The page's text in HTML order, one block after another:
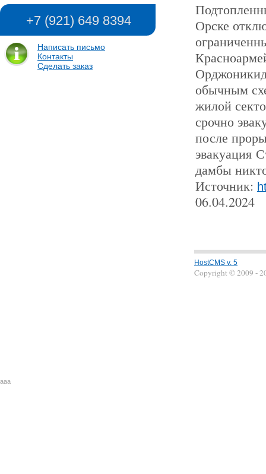
+7 (921) 649 8394
Написать письмо
Контакты
Сделать заказ
Орске
обычным
жилой
срочно
после
эвакуация
дамбы
Источник:
06.04.2024
HostCMS v. 5
Copyright © 2009 -
aaa